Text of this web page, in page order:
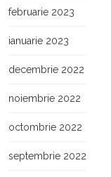
februarie 2023
ianuarie 2023
decembrie 2022
noiembrie 2022
octombrie 2022
septembrie 2022